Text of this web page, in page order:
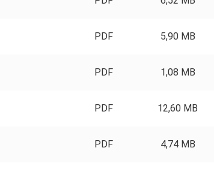
PDF 5,90 MB
PDF 1,08 MB
PDF 12,60 MB
PDF 4,74 MB